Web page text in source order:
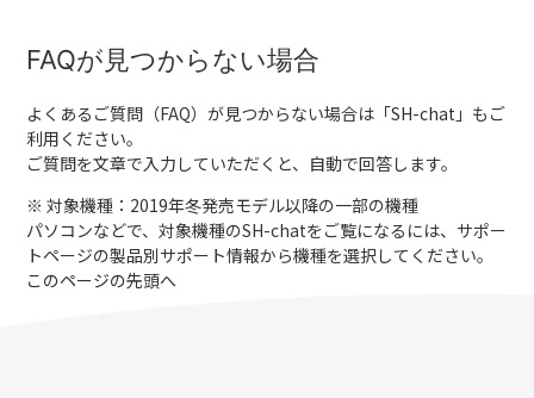
FAQが見つからない場合
よくあるご質問（FAQ）が見つからない場合は「SH-chat 」もご
利用ください。
ご質問を文章で入力していただくと、自動で回答します。
※ 対象機種：2019年冬発売モデル以降の一部の機種
パソコンなどで、対象機種のSH-chatをご覧になるには、サポー
トページの製品別サポート情報から機種を選択してください。
このページの先頭へ